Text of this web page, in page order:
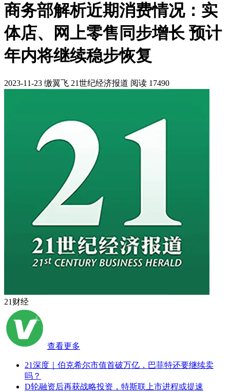
商务部解析近期消费情况：实
体店、网上零售同步增长 预计
年内将继续稳步恢复
2023-11-23 缴翼飞 21世纪经济报道 阅读 17490
21财经
查看更多
21深度｜伯克希尔市值首破万亿，巴菲特还要继续卖
吗？
D轮融资后再获战略投资，特斯联上市进程或提速